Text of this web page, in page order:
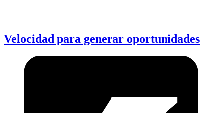
Velocidad para generar oportunidades